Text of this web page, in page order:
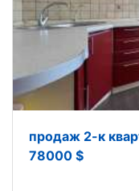
продаж 2-к
78000 $